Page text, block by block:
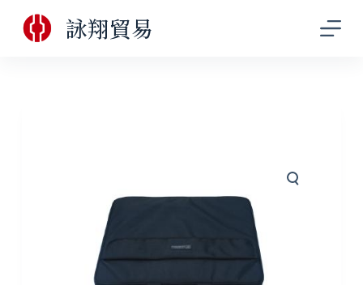
跳
至
詠翔貿易